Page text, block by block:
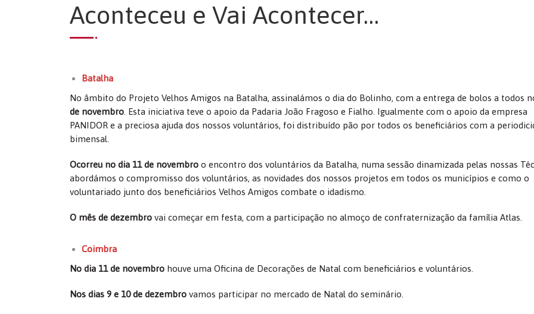
Aconteceu e Vai Acontecer…
Batalha
No âmbito do Projeto Velhos Amigos na Batalha, assinalámos o dia do Bolinho, com a entrega de bolos a todos
de novembro . Esta iniciativa teve o apoio da Padaria João Fragoso e Fialho. Igualmente com o apoio da empresa
PANIDOR e a preciosa ajuda dos nossos voluntários, foi distribuído pão por todos os beneficiários com a
bimensal.
Ocorreu no dia 11 de novembro o encontro dos voluntários da Batalha, numa sessão dinamizada pelas nossas
abordámos o compromisso dos voluntários, as novidades dos nossos projetos em todos os municípios e como o
voluntariado junto dos beneficiários Velhos Amigos combate o idadismo.
O mês de dezembro vai começar em festa, com a participação no almoço de confraternização da família Atlas.
Coimbra
No dia 11 de novembro houve uma Oficina de Decorações de Natal com beneficiários e voluntários.
Nos dias 9 e 10 de dezembro vamos participar no mercado de Natal do seminário.